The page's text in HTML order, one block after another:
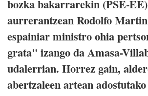
bozka bakarrarekin (PSE-
aurrerantzean Rodolfo
espainiar ministro ohia
grata" izango da Amasa-
udalerrian. Horrez gain,
abertzaleen artean adostutako